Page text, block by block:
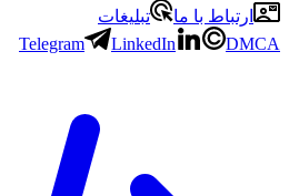
ارتباط با ما
تبلیغات
Telegram
LinkedIn DMCA